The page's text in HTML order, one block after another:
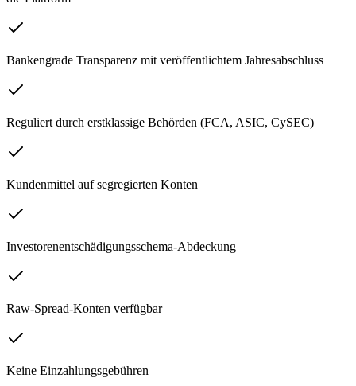
Bankengrade Transparenz mit veröffentlichtem Jahresabschluss
Reguliert durch erstklassige Behörden (FCA, ASIC, CySEC)
Kundenmittel auf segregierten Konten
Investorenentschädigungsschema-Abdeckung
Raw-Spread-Konten verfügbar
Keine Einzahlungsgebühren